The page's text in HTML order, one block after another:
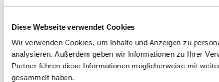
Diese Webseite verwendet Cookies
Wir verwenden Cookies, um Inhalte und Anzeigen zu
analysieren. Außerdem geben wir Informationen zu Ihrer
Partner führen diese Informationen möglicherweise mit
gesammelt haben.